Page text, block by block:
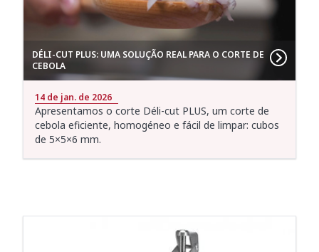
DÉLI-CUT PLUS: UMA SOLUÇÃO REAL PARA O CORTE DE
CEBOLA
14 de jan. de 2026
Apresentamos o corte Déli-cut PLUS, um corte de
cebola eficiente, homogéneo e fácil de limpar: cubos
de 5×5×6 mm.